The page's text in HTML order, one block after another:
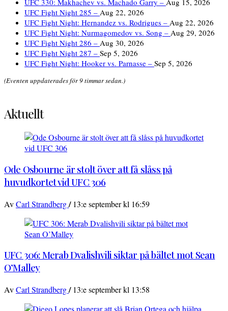
UFC 330: Makhachev vs. Machado Garry – Aug 15, 2026
UFC Fight Night 285 – Aug 22, 2026
UFC Fight Night: Hernandez vs. Rodrigues – Aug 22, 2026
UFC Fight Night: Nurmagomedov vs. Song – Aug 29, 2026
UFC Fight Night 286 – Aug 30, 2026
UFC Fight Night 287 – Sep 5, 2026
UFC Fight Night: Hooker vs. Parnasse – Sep 5, 2026
(Eventen uppdaterades för 9 timmar sedan.)
Aktuellt
Ode Osbourne är stolt över att få slåss på
huvudkortet vid UFC 306
AvCarl Strandberg/ 13:e september kl 16:59
UFC 306: Merab Dvalishvili siktar på bältet mot Sean
O’Malley
AvCarl Strandberg/ 13:e september kl 13:58